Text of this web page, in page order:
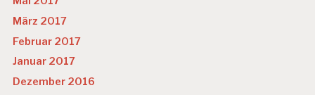
März 2017
Februar 2017
Januar 2017
Dezember 2016